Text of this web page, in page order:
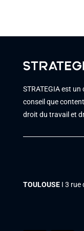
STRATEGIA est
conseil que
droit du travail et
TOULOUSEΙ 3 rue